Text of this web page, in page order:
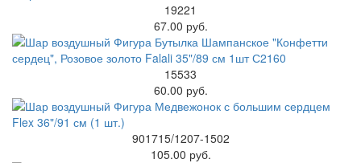
19221
67.00 руб.
15533
60.00 руб.
901715/1207-1502
105.00 руб.